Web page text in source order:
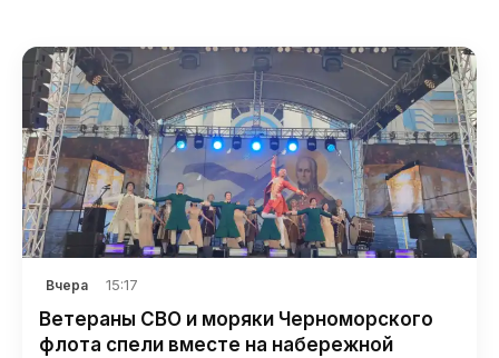
Вчера 15:17
Ветераны СВО и моряки Черноморского
флота спели вместе на набережной